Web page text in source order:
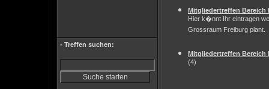
Mitgliedertreffen Bereich
Hier k�nnt Ihr eintragen
Grossraum Freiburg plant.
Mitgliedertreffen Bereich
(4)
- Treffen suchen: